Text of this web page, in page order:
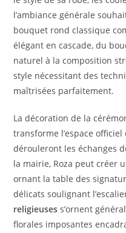
l’ambiance générale
bouquet rond classique
élégant en cascade, du
naturel à la composition
style nécessitant des
maîtrisées parfaitement.
La décoration de la
transforme l’espace
dérouleront les échanges
la mairie, Roza peut créer
ornant la table des
délicats soulignant
religieuses s’ornent
florales imposantes